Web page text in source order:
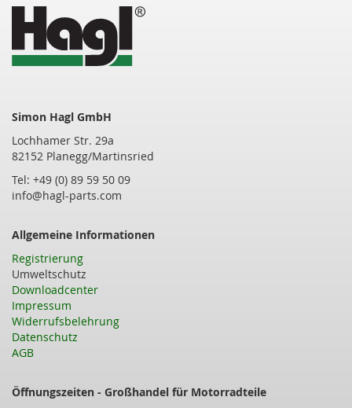
Simon Hagl GmbH
Lochhamer Str. 29a
82152 Planegg/Martinsried
Tel: +49 (0) 89 59 50 09
info@hagl-parts.com
Allgemeine Informationen
Registrierung
Umweltschutz
Downloadcenter
Impressum
Widerrufsbelehrung
Datenschutz
AGB
Öffnungszeiten - Großhandel für Motorradteile